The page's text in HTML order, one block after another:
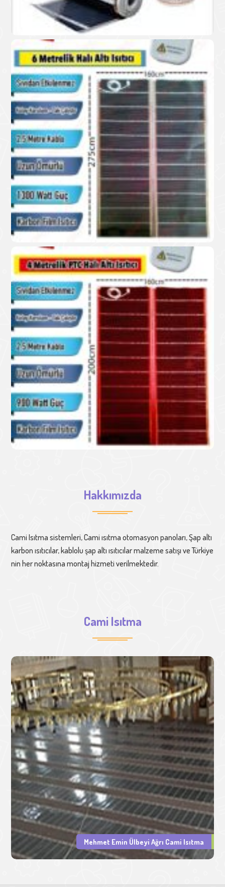
Hakkımızda
Cami Isıtma sistemleri, Cami ısıtma otomasyon panoları, Şap altı
karbon ısıtıcılar, kablolu şap altı ısıtıcılar malzeme satışı ve Türkiye
nin her noktasına montaj hizmeti verilmektedir.
Cami Isıtma
Mehmet Emin Ülbeyi Ağrı Cami Isıtma